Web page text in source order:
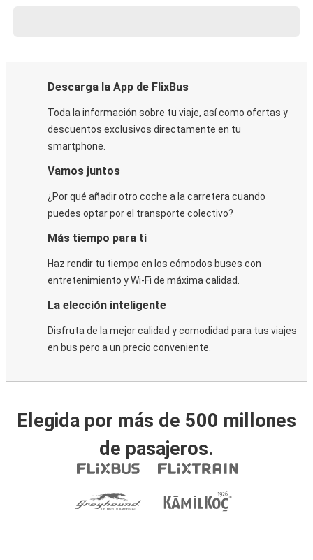
Descarga la App de FlixBus
Toda la información sobre tu viaje, así como ofertas y
descuentos exclusivos directamente en tu
smartphone.
Vamos juntos
¿Por qué añadir otro coche a la carretera cuando
puedes optar por el transporte colectivo?
Más tiempo para ti
Haz rendir tu tiempo en los cómodos buses con
entretenimiento y Wi-Fi de máxima calidad.
La elección inteligente
Disfruta de la mejor calidad y comodidad para tus viajes
en bus pero a un precio conveniente.
Elegida por más de 500 millones
de pasajeros.